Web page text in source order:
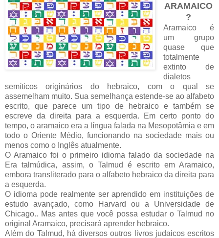
ARAMAICO
?
Aramaico é
um grupo
quase que
totalmente
extinto de
dialetos
semíticos originários do hebraico, com o qual se
assemelham muito. Sua semelhança estende-se ao alfabeto
escrito, que parece um tipo de hebraico e também se
escreve da direita para a esquerda. Em certo ponto do
tempo, o aramaico era a língua falada na Mesopotâmia e em
todo o Oriente Médio, funcionando na sociedade mais ou
menos como o Inglês atualmente.
O Aramaico foi o primeiro idioma falado da sociedade na
Era talmúdica, assim, o Talmud é escrito em Aramaico,
embora transliterado para o alfabeto hebraico da direita para
a esquerda.
O idioma pode realmente ser aprendido em instituições de
estudo avançado, como Harvard ou a Universidade de
Chicago.. Mas antes que você possa estudar o Talmud no
original Aramaico, precisará aprender hebraico.
Além do Talmud, há diversos outros livros judaicos escritos